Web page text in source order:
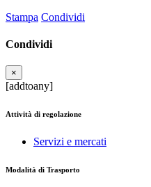
Stampa Condividi
Condividi
×
[addtoany]
Attività di regolazione
Servizi e mercati
Modalità di Trasporto